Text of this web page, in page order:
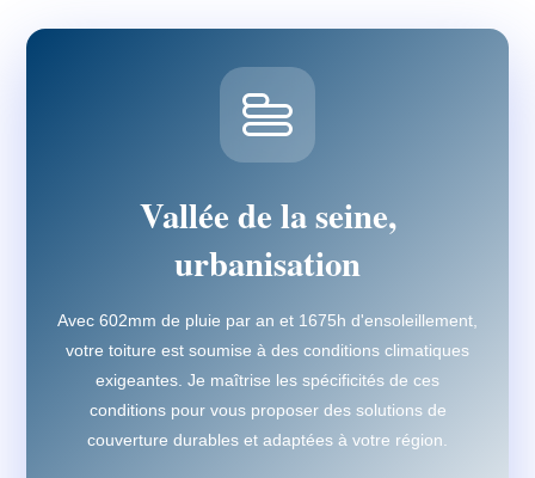
Vallée de la seine,
urbanisation
Avec 602mm de pluie par an et 1675h d'ensoleillement,
votre toiture est soumise à des conditions climatiques
exigeantes. Je maîtrise les spécificités de ces
conditions pour vous proposer des solutions de
couverture durables et adaptées à votre région.